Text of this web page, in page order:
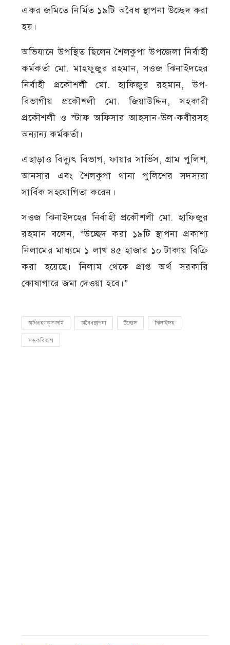
একর জমিতে নির্মিত ১৯টি অবৈধ স্থাপনা উচ্ছেদ করা
হয়।
অভিযানে উপস্থিত ছিলেন শৈলকুপা উপজেলা নির্বাহী
কর্মকর্তা মো. মাহফুজুর রহমান, সওজ ঝিনাইদহের
নির্বাহী প্রকৌশলী মো. হাফিজুর রহমান, উপ-
বিভাগীয় প্রকৌশলী মো. জিয়াউদ্দিন, সহকারী
প্রকৌশলী ও স্টাফ অফিসার আহসান-উল-কবীরসহ
অন্যান্য কর্মকর্তা।
এছাড়াও বিদ্যুৎ বিভাগ, ফায়ার সার্ভিস, গ্রাম পুলিশ,
আনসার এবং শৈলকুপা থানা পুলিশের সদস্যরা
সার্বিক সহযোগিতা করেন।
সওজ ঝিনাইদহের নির্বাহী প্রকৌশলী মো. হাফিজুর
রহমান বলেন, “উচ্ছেদ করা ১৯টি স্থাপনা প্রকাশ্য
নিলামের মাধ্যমে ১ লাখ ৪৫ হাজার ১০ টাকায় বিক্রি
করা হয়েছে। নিলাম থেকে প্রাপ্ত অর্থ সরকারি
কোষাগারে জমা দেওয়া হবে।”
অধিগ্রহণকৃতজমি অবৈধস্থাপনা উচ্ছেদ ঝিনাইদহ
সড়কবিভাগ